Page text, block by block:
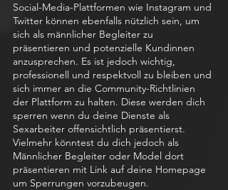
Social-Media-Plattformen wie Instagram und
Twitter können ebenfalls nützlich sein, um
sich als männlicher Begleiter zu
präsentieren und potenzielle Kundinnen
anzusprechen. Es ist jedoch wichtig,
professionell und respektvoll zu bleiben und
sich immer an die Community-Richtlinien
der Plattform zu halten. Diese werden dich
sperren wenn du deine Dienste als
Sexarbeiter offensichtlich präsentierst.
Vielmehr könntest du dich jedoch als
Männlicher Begleiter oder Model dort
präsentieren mit Link auf deine Homepage
um Sperrungen vorzubeugen.